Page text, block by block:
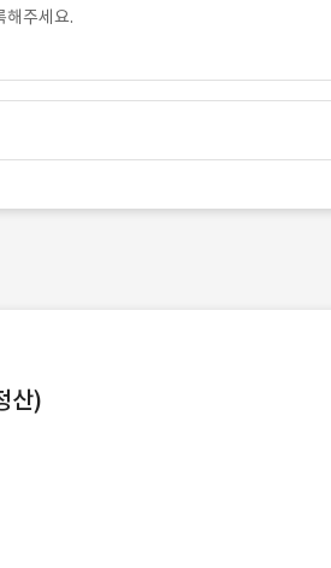
해주세요.
산)